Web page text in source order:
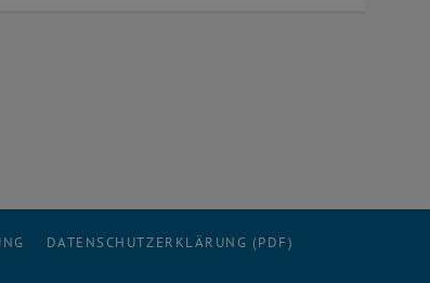
DATENSCHUTZERKLÄRUNG (PDF)